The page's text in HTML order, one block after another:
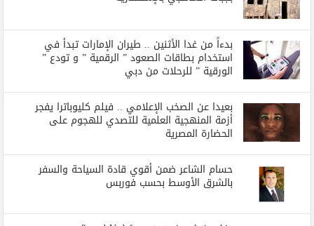
بدءاً من غدا الأثنين .. طيران الإمارات تبدأ في
استخدام بطاقات الصعود ” الرقمية ” و تودع ”
الورقية ” للرحلات من دبي
بعيدا عن الصخب الإعلامي .. فيلم كليوباترا يفجر
أزمة المنهجية العلمية للتصدي للهجوم على
الحضارة المصرية
حسام الشاعر ضمن أقوي قادة السياحة والسفر
بالشرق الأوسط بحسب فوربس